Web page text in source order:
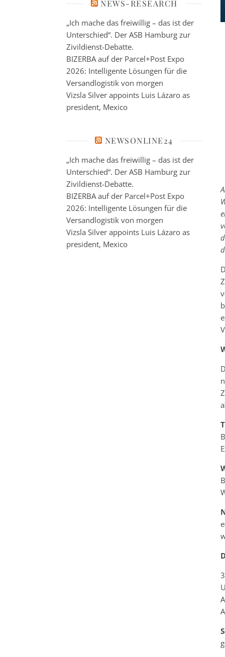
NEWS-RESEARCH
„Ich mache das freiwillig – das ist der
Unterschied“. Der ASB Hamburg zur
Zivildienst-Debatte.
BIZERBA auf der Parcel+Post Expo
2026: Intelligente Lösungen für die
Versandlogistik von morgen
Vizsla Silver appoints Luis Lázaro as
president, Mexico
NEWSONLINE24
„Ich mache das freiwillig – das ist der
Unterschied“. Der ASB Hamburg zur
Zivildienst-Debatte.
BIZERBA auf der Parcel+Post Expo
2026: Intelligente Lösungen für die
Versandlogistik von morgen
Vizsla Silver appoints Luis Lázaro as
president, Mexico